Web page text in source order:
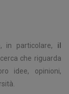
in particolare, il
che riguarda
idee, opinioni,